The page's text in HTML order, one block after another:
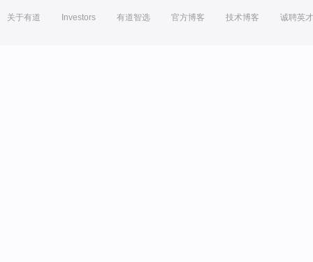
关于有道 Investors 有道智选 官方博客 技术博客 诚聘英才